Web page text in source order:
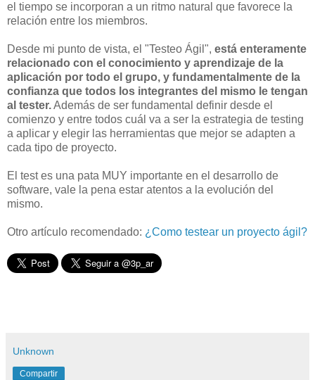
el tiempo se incorporan a un ritmo natural que favorece la
relación entre los miembros.
Desde mi punto de vista, el "Testeo Ágil", está enteramente
relacionado con el conocimiento y aprendizaje de la
aplicación por todo el grupo, y fundamentalmente de la
confianza que todos los integrantes del mismo le tengan
al tester.Además de ser fundamental definir desde el
comienzo y entre todos cuál va a ser la estrategia de testing
a aplicar y elegir las herramientas que mejor se adapten a
cada tipo de proyecto.
El test es una pata MUY importante en el desarrollo de
software, vale la pena estar atentos a la evolución del
mismo.
Otro artículo recomendado: ¿Como testear un proyecto ágil?
Unknown
Compartir